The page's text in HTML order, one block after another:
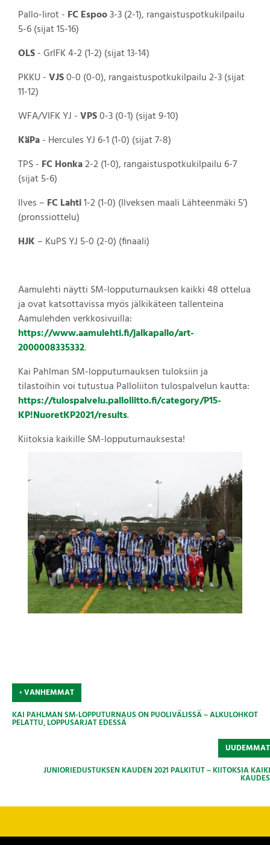
Pallo-Iirot - FC Espoo3-3 (2-1), rangaistuspotkukilpailu
5-6 (sijat 15-16)
OLS- GrIFK 4-2 (1-2) (sijat 13-14)
PKKU -VJS0-0 (0-0), rangaistuspotkukilpailu 2-3 (sijat
11-12)
WFA/VIFK YJ -VPS0-3 (0-1) (sijat 9-10)
KäPa- Hercules YJ 6-1 (1-0) (sijat 7-8)
TPS - FC Honka2-2 (1-0), rangaistuspotkukilpailu 6-7
(sijat 5-6)
Ilves – FC Lahti1-2 (1-0) (Ilveksen maali Lähteenmäki 5’)
(pronssiottelu)
HJK – KuPS YJ 5-0 (2-0) (finaali)
Aamulehti näytti SM-lopputurnauksen kaikki 48 ottelua
ja ovat katsottavissa myös jälkikäteen tallenteina
Aamulehden verkkosivuilla:
https://www.aamulehti.fi/jalkapallo/art-
2000008335332.
Kai Pahlman SM-lopputurnauksen tuloksiin ja
tilastoihin voi tutustua Palloliiton tulospalvelun kautta:
https://tulospalvelu.palloliitto.fi/category/P15-
KP!NuoretKP2021/results.
Kiitoksia kaikille SM-lopputurnauksesta!
‹VANHEMMAT
KAI PAHLMAN SM-LOPPUTURNAUS ON PUOLIVÄLISSÄ – ALKULOHKOT
PELATTU, LOPPUSARJAT EDESSÄ
JUNIORIEDUSTUKSEN KAUDEN 2021 PALKITUT – KIITOKSIA